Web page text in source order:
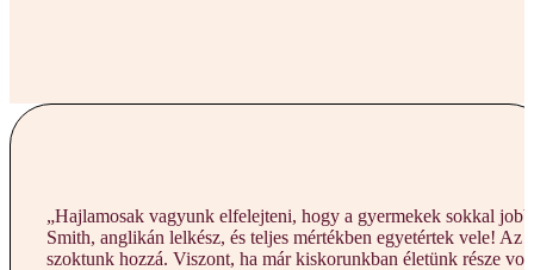
„Hajlamosak vagyunk elfelejteni, hogy a gyermekek sokkal
Smith, anglikán lelkész, és teljes mértékben egyetértek vele!
szoktunk hozzá. Viszont, ha már kiskorunkban életünk része